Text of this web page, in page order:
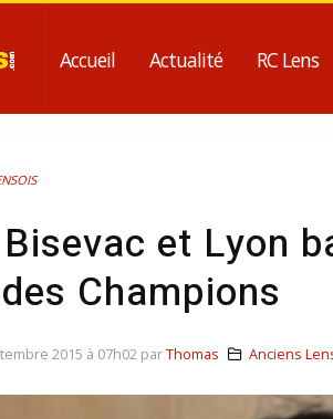
Accueil Actualité RC Lens
et Lyon
Champions
2015 à 07h02 parThomas Anciens